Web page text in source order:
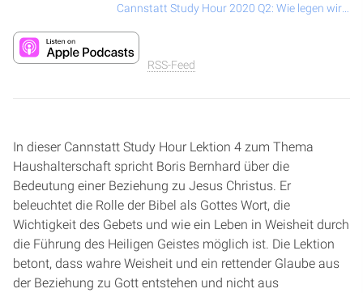
RSS-Feed
In dieser Cannstatt Study Hour Lektion 4 zum Thema
Haushalterschaft spricht Boris Bernhard über die
Bedeutung einer Beziehung zu Jesus Christus. Er
beleuchtet die Rolle der Bibel als Gottes Wort, die
Wichtigkeit des Gebets und wie ein Leben in Weisheit durch
die Führung des Heiligen Geistes möglich ist. Die Lektion
betont, dass wahre Weisheit und ein rettender Glaube aus
der Beziehung zu Gott entstehen und nicht aus